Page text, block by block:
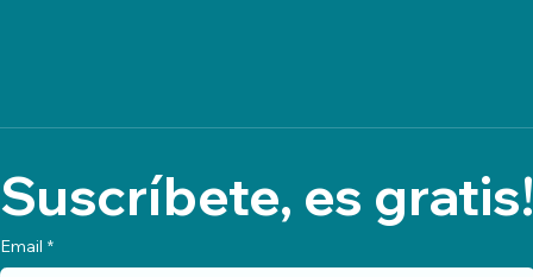
Suscríbete, es gratis!
Email *